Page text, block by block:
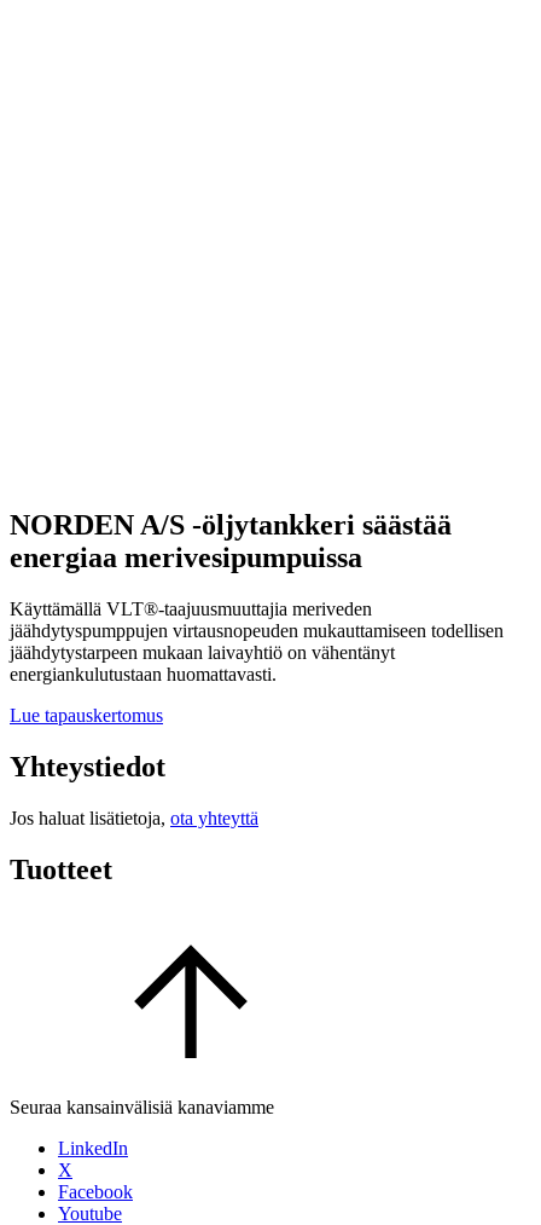
NORDEN A/S -öljytankkeri säästää
energiaa merivesipumpuissa
Käyttämällä VLT®-taajuusmuuttajia meriveden
jäähdytyspumppujen virtausnopeuden mukauttamiseen todellisen
jäähdytystarpeen mukaan laivayhtiö on vähentänyt
energiankulutustaan huomattavasti.
Lue tapauskertomus
Yhteystiedot
Jos haluat lisätietoja, ota yhteyttä
Tuotteet
Seuraa kansainvälisiä kanaviamme
LinkedIn
X
Facebook
Youtube